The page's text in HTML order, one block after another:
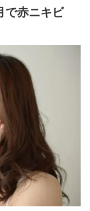
で赤ニキビ